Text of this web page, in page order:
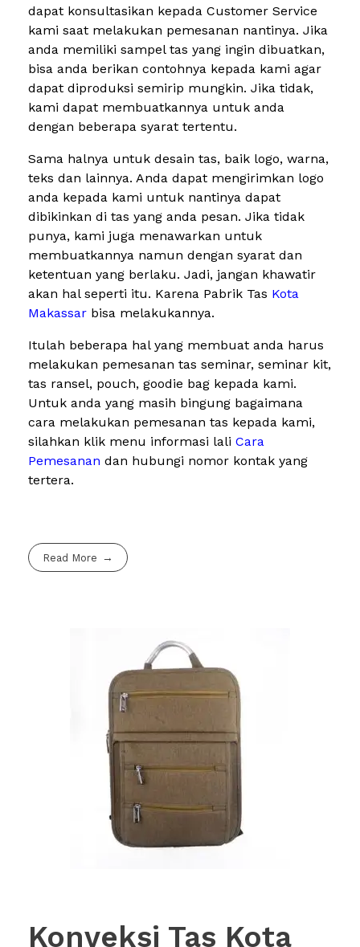
dapat konsultasikan kepada Customer Service
kami saat melakukan pemesanan nantinya. Jika
anda memiliki sampel tas yang ingin dibuatkan,
bisa anda berikan contohnya kepada kami agar
dapat diproduksi semirip mungkin. Jika tidak,
kami dapat membuatkannya untuk anda
dengan beberapa syarat tertentu.
Sama halnya untuk desain tas, baik logo, warna,
teks dan lainnya. Anda dapat mengirimkan logo
anda kepada kami untuk nantinya dapat
dibikinkan di tas yang anda pesan. Jika tidak
punya, kami juga menawarkan untuk
membuatkannya namun dengan syarat dan
ketentuan yang berlaku. Jadi, jangan khawatir
akan hal seperti itu. Karena Pabrik Tas Kota
Makassar bisa melakukannya.
Itulah beberapa hal yang membuat anda harus
melakukan pemesanan tas seminar, seminar kit,
tas ransel, pouch, goodie bag kepada kami.
Untuk anda yang masih bingung bagaimana
cara melakukan pemesanan tas kepada kami,
silahkan klik menu informasi lali Cara
Pemesanan dan hubungi nomor kontak yang
tertera.
Read More
Konveksi Tas Kota